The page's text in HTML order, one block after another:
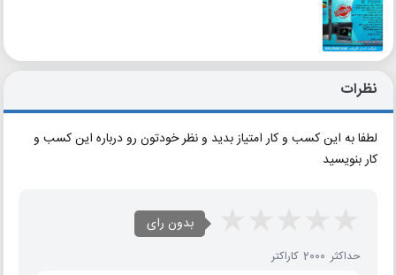
نظرات
لطفا به این کسب و کار امتیاز بدید و نظر خودتون رو درباره این کسب و
کار بنویسید
بدون رای
حداکثر 2000 کاراکتر